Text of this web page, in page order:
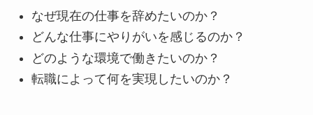
なぜ現在の仕事を辞めたいのか？
どんな仕事にやりがいを感じるのか？
どのような環境で働きたいのか？
転職によって何を実現したいのか？